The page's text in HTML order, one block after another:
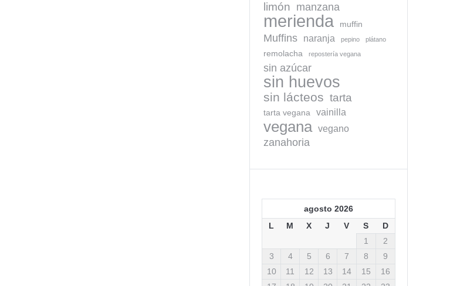
limón manzana
merienda muffin
Muffins naranja pepino plátano
remolacha repostería vegana
sin azúcar
sin huevos
sin lácteos tarta
tarta vegana vainilla
vegana vegano
zanahoria
agosto 2026
L
M X J V S
D
1
2
3
4 5 6 7 8
9
10
11 12 13 14 15
16